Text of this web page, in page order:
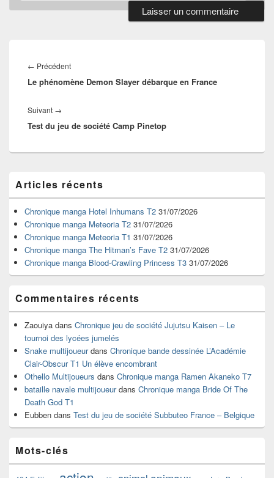
de
l’article
← PrécédentArticle
précédent :
Le phénomène Demon Slayer débarque en France
Suivant →
suivant :
Test du jeu de société Camp Pinetop
principale
de
widget
pour
barre
latérale
Articles récents
Chronique manga Hotel Inhumans T2 31/07/2026
Chronique manga Meteoria T2 31/07/2026
Chronique manga Meteoria T1 31/07/2026
Chronique manga The Hitman’s Fave T2 31/07/2026
Chronique manga Blood-Crawling Princess T3 31/07/2026
Commentaires récents
Zaouiya dans Chronique jeu de société Jujutsu Kaisen – Le
tournoi des lycées jumelés
Snake multijoueurdans Chronique bande dessinée L’Académie
Clair-Obscur T1 Un élève encombrant
Othello Multijoueurs dans Chronique manga Ramen Akaneko T7
bataille navale multijoueurdans Chronique manga Bride Of The
Death God T1
Eubben dans Test du jeu de société Subbuteo France – Belgique
Mots-clés